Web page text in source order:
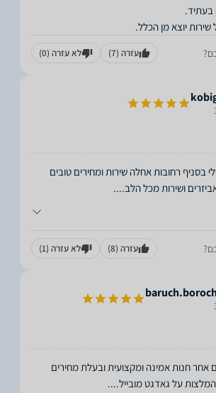
יוצא מן הכלל.
עזרה (7) לא עזרה (0)
ושירות מכל הלב....
עזרה (8) לא עזרה (1)
אחר חנות אמינה ומקצועית ובעלת מחירים
על גאדגט מובייל....